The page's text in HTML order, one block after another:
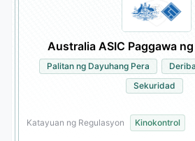
Australia ASIC Paggawa
Palitan ng Dayuhang Pera
Sekuridad
Katayuan ng Regulasyon Kinokontrol